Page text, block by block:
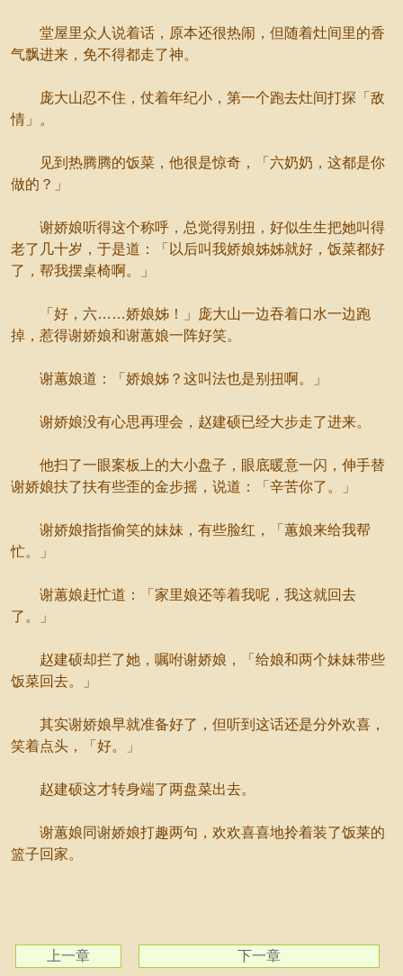
堂屋里众人说着话，原本还很热闹，但随着灶间里的香
气飘进来，免不得都走了神。
庞大山忍不住，仗着年纪小，第一个跑去灶间打探「敌
情」。
见到热腾腾的饭菜，他很是惊奇，「六奶奶，这都是你
做的？」
谢娇娘听得这个称呼，总觉得别扭，好似生生把她叫得
老了几十岁，于是道：「以后叫我娇娘姊姊就好，饭菜都好
了，帮我摆桌椅啊。」
「好，六……娇娘姊！」庞大山一边吞着口水一边跑
掉，惹得谢娇娘和谢蕙娘一阵好笑。
谢蕙娘道：「娇娘姊？这叫法也是别扭啊。」
谢娇娘没有心思再理会，赵建硕已经大步走了进来。
他扫了一眼案板上的大小盘子，眼底暖意一闪，伸手替
谢娇娘扶了扶有些歪的金步摇，说道：「辛苦你了。」
谢娇娘指指偷笑的妹妹，有些脸红，「蕙娘来给我帮
忙。」
谢蕙娘赶忙道：「家里娘还等着我呢，我这就回去
了。」
赵建硕却拦了她，嘱咐谢娇娘，「给娘和两个妹妹带些
饭菜回去。」
其实谢娇娘早就准备好了，但听到这话还是分外欢喜，
笑着点头，「好。」
赵建硕这才转身端了两盘菜出去。
谢蕙娘同谢娇娘打趣两句，欢欢喜喜地拎着装了饭莱的
篮子回家。
上一章 下一章